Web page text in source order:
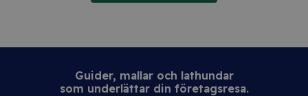
Guider, mallar och lathundar
som underlättar din företagsresa.